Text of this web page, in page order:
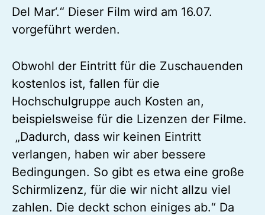
Del Mar‘.“ Dieser Film wird am 16.07.
vorgeführt werden.
Obwohl der Eintritt für die Zuschauenden
kostenlos ist, fallen für die
Hochschulgruppe auch Kosten an,
beispielsweise für die Lizenzen der Filme.
„Dadurch, dass wir keinen Eintritt
verlangen, haben wir aber bessere
Bedingungen. So gibt es etwa eine große
Schirmlizenz, für die wir nicht allzu viel
zahlen. Die deckt schon einiges ab.“ Da